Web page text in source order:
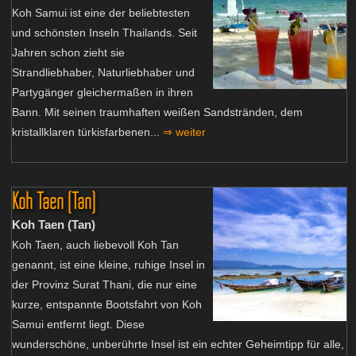
Koh Samui ist eine der beliebtesten
und schönsten Inseln Thailands. Seit
Jahren schon zieht sie
Strandliebhaber, Naturliebhaber und
Partygänger gleichermaßen in ihren
Bann. Mit seinen traumhaften weißen Sandstränden, dem
kristallklaren türkisfarbenen... ⇒ weiter
Koh Taen (Tan)
Koh Taen (Tan)
Koh Taen, auch liebevoll Koh Tan
genannt, ist eine kleine, ruhige Insel in
der Provinz Surat Thani, die nur eine
kurze, entspannte Bootsfahrt von Koh
Samui entfernt liegt. Diese
wunderschöne, unberührte Insel ist ein echter Geheimtipp für alle,